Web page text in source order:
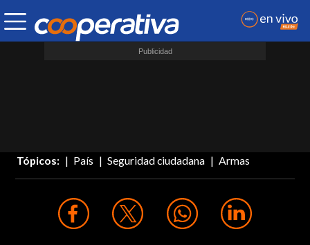
Tópicos: País Seguridad ciudadana Armas